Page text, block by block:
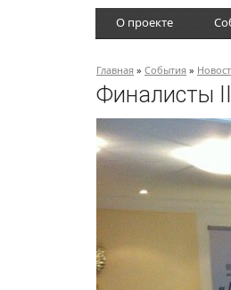
О проекте
Главная » События »
Финалисты